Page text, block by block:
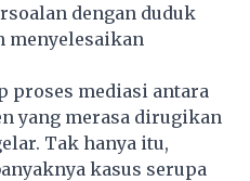
dengan duduk
menyelesaikan
proses mediasi antara
yang merasa dirugikan
Tak hanya itu,
kasus serupa